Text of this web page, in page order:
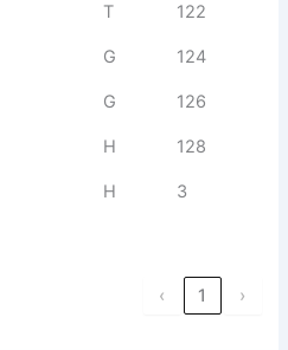
T 122
G 124
G 126
H 128
H 3
‹ 1 ›